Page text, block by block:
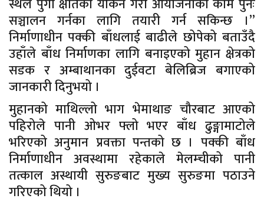
स्थल पुगी क्षतिको यकिन गरी आयोजनाको काम पुनः
सञ्चालन गर्नका लागि तयारी गर्न सकिन्छ ।”
निर्माणाधीन पक्की बाँधलाई बाढीले छोपेको बताउँदै
उहाँले बाँध निर्माणका लागि बनाइएको मुहान क्षेत्रको
सडक र अम्बाथानका दुईवटा बेलिब्रिज बगाएको
जानकारी दिनुभयो ।
मुहानको माथिल्लो भाग भेमाथाङ चौरबाट आएको
पहिरोले पानी ओभर फ्लो भएर बाँध ढुङ्गामाटोले
भरिएको अनुमान प्रवक्ता पन्तको छ । पक्की बाँध
निर्माणाधीन अवस्थामा रहेकाले मेलम्चीको पानी
तत्काल अस्थायी सुरुङबाट मुख्य सुरुङमा पठाउने
गरिएको थियो ।